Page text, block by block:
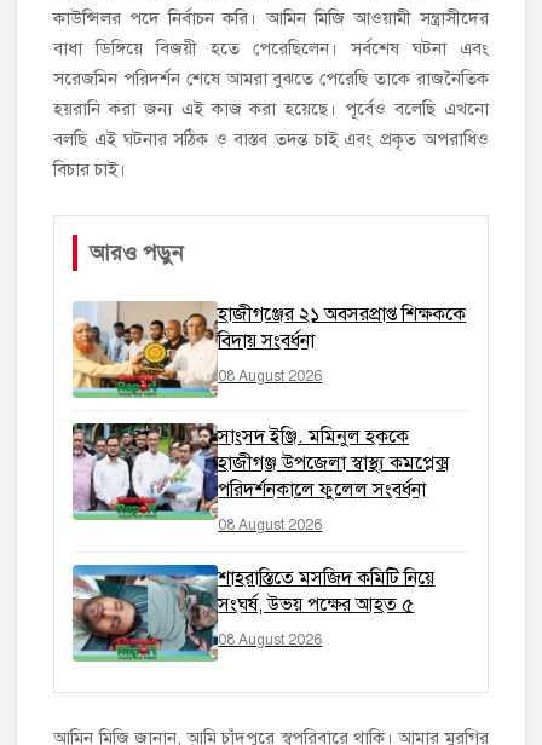
কাউন্সিলর পদে নির্বাচন করি। আমিন মিজি আওয়ামী সন্ত্রাসীদের
বাধা ডিঙ্গিয়ে বিজয়ী হতে পেরেছিলেন। সর্বশেষ ঘটনা এবং
সরেজমিন পরিদর্শন শেষে আমরা বুঝতে পেরেছি তাকে রাজনৈতিক
হয়রানি করা জন্য এই কাজ করা হয়েছে। পূর্বেও বলেছি এখনো
বলছি এই ঘটনার সঠিক ও বাস্তব তদন্ত চাই এবং প্রকৃত অপরাধিও
বিচার চাই।
আরও পড়ুন
হাজীগঞ্জের ২১ অবসরপ্রাপ্ত শিক্ষককে
বিদায় সংবর্ধনা
08 August 2026
সাংসদ ইঞ্জি. মমিনুল হককে
হাজীগঞ্জ উপজেলা স্বাস্থ্য কমপ্লেক্স
পরিদর্শনকালে ফুলেল সংবর্ধনা
08 August 2026
শাহরাস্তিতে মসজিদ কমিটি নিয়ে
সংঘর্ষ, উভয় পক্ষের আহত ৫
08 August 2026
আমিন মিজি জানান, আমি চাঁদপুরে স্বপরিবারে থাকি। আমার মুরগির